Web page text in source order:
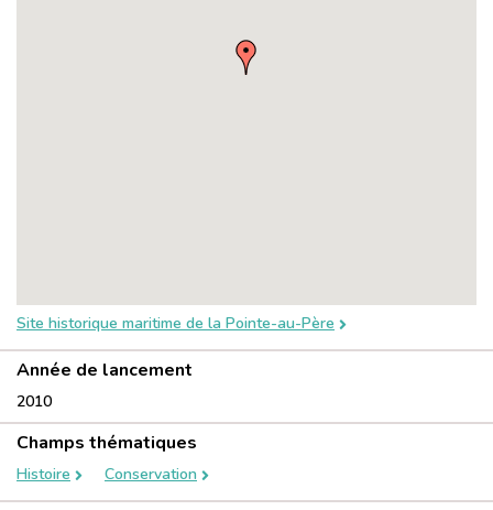
Site historique maritime de la Pointe-au-Père
Année de lancement
2010
Champs thématiques
Histoire Conservation